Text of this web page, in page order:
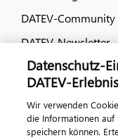
DATEV-Community
DATEV-Newsletter
Datenschutz-
DATEV-Erlebnis
Wir verwenden
die Informationen
speichern können.